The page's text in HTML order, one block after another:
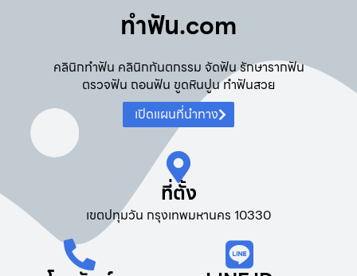
ทําฟัน.com
คลินิกทำฟัน คลินิกทันตกรรม จัดฟัน รักษารากฟัน
ตรวจฟัน ถอนฟัน ขูดหินปูน ทำฟันสวย
เปิดแผนที่นำทาง
ที่ตั้ง
เขตปทุมวัน กรุงเทพมหานคร 10330